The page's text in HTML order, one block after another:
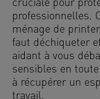
cruciale pour
professionnelles.
ménage de
faut déchiqueter
aidant à vous
sensibles en
à récupérer un
travail.